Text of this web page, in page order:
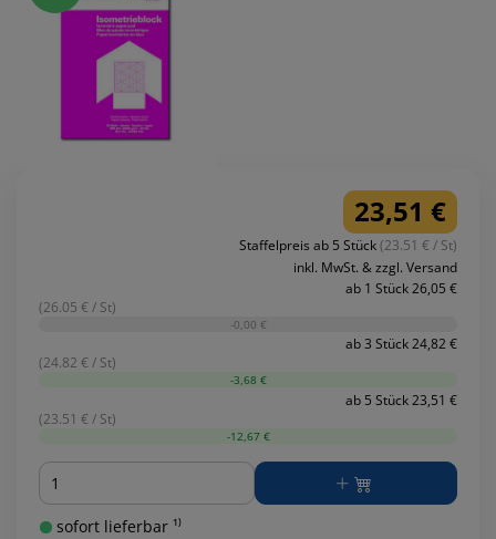
23,51 €
Staffelpreis ab 5 Stück(23.51 € / St)
inkl. MwSt. & zzgl. Versand
ab 1 Stück 26,05 €
(26.05 € / St)
-0,00 €
ab 3 Stück 24,82 €
(24.82 € / St)
-3,68 €
ab 5 Stück 23,51 €
(23.51 € / St)
-12,67 €
Menge
sofort lieferbar ¹⁾